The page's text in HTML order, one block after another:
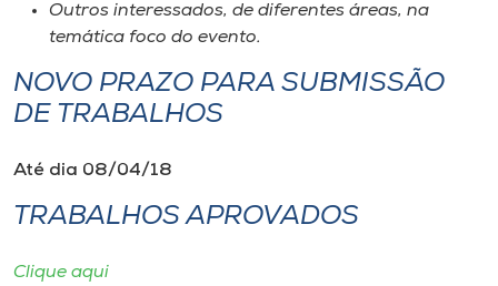
Outros interessados, de diferentes áreas, na
temática foco do evento.
NOVO PRAZO PARA SUBMISSÃO
DE TRABALHOS
Até dia 08/04/18
TRABALHOS APROVADOS
Clique aqui